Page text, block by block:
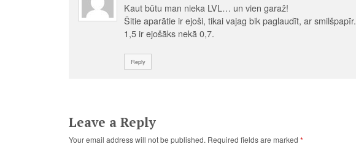
Kaut būtu man nieka LVL… un vien garaž!
Šitie aparātie ir ejoši, tikai vajag bik paglaudīt, ar smilšpapīr.
1,5 ir ejošāks nekā 0,7.
Reply
Leave a Reply
Your email address will not be published. Required fields are marked *